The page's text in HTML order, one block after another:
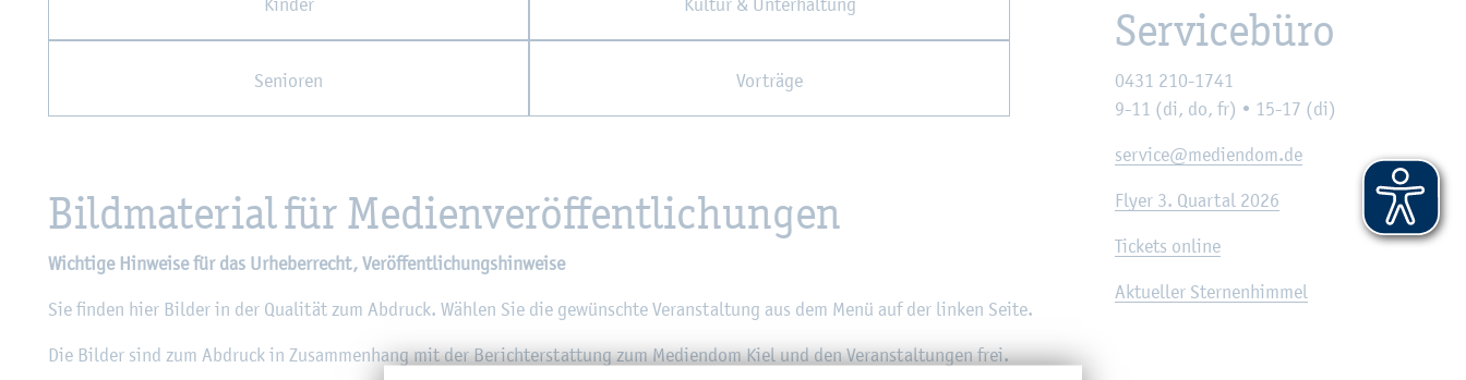
Se­nio­ren Vor­trä­ge
Bild­ma­te­ri­al für Me­di­en­ver­öf­fent­li­chun­gen
Wich­ti­ge Hin­wei­se für das Ur­he­ber­recht, Ver­öf­fent­li­chungs­hin­wei­se
Sie fin­den hier Bil­der in der Qua­li­tät zum Ab­druck. Wäh­len Sie die ge­wünsch­te Ver­an­stal­tung aus dem Menü auf der lin­ken Seite.
Die Bil­der sind zum Ab­druck in Zu­sam­men­hang mit der Be­richt­erstat­tung zum Me­di­en­dom Kiel und den Ver­an­stal­tun­gen frei.
Ser­vice­bü­ro
0431 210-1741
9-11 (di, do, fr) • 15-17 (di)
ser­vice@​mediendom.​de
Flyer 3. Quar­tal 2026
Ti­ckets on­line
Ak­tu­el­ler Ster­nen­him­mel